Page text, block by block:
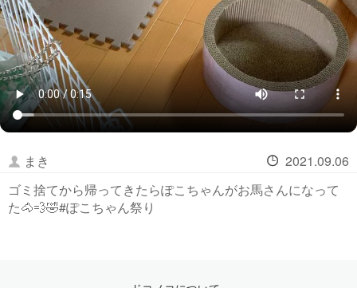
まき
2021.09.06
ゴミ捨てから帰ってきたらぽこちゃんがお馬さんになって
た🐴💨🤣#ぽこちゃん祭り